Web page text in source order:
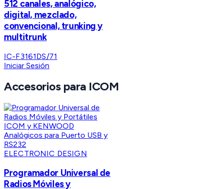
512 canales, analógico,
digital, mezclado,
convencional, trunking y
multitrunk
IC-F3161DS/71
Iniciar Sesión
Accesorios para ICOM
ELECTRONIC DESIGN
Programador Universal de
Radios Móviles y